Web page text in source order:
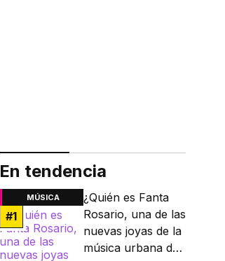
En tendencia
MÚSICA
#1
¿Quién es Fanta
Rosario, una de las
nuevas joyas de la
música urbana de